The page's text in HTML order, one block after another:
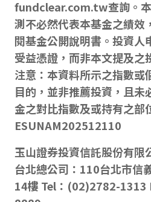
fundclear.com.tw查詢。
測不必然代表本基金之績效
閱基金公開說明書。投資人
受益憑證，而非本文提及之
注意：本資料所示之指數或
目的，並非推薦投資，且未
金之對比指數及或持有之部
ESUNAM202512110
玉山證券投資信託股份有限
台北總公司：110台北市信
14樓 Tel：(02)2782-